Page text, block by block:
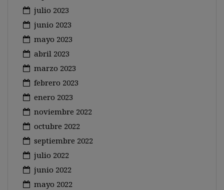
julio 2023
junio 2023
mayo 2023
abril 2023
marzo 2023
febrero 2023
enero 2023
noviembre 2022
octubre 2022
septiembre 2022
julio 2022
junio 2022
mayo 2022